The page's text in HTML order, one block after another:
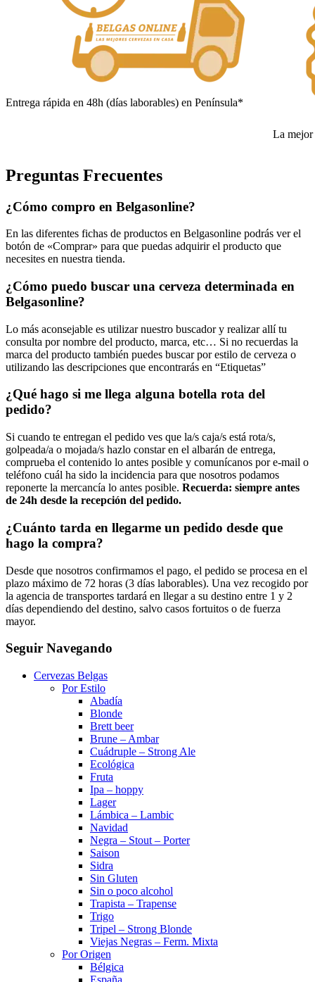
Entrega rápida en 48h (días laborables) en Península*
La mejor
Preguntas Frecuentes
¿Cómo compro en Belgasonline?
En las diferentes fichas de productos en Belgasonline podrás ver el
botón de «Comprar» para que puedas adquirir el producto que
necesites en nuestra tienda.
¿Cómo puedo buscar una cerveza determinada en
Belgasonline?
Lo más aconsejable es utilizar nuestro buscador y realizar allí tu
consulta por nombre del producto, marca, etc… Si no recuerdas la
marca del producto también puedes buscar por estilo de cerveza o
utilizando las descripciones que encontrarás en “Etiquetas”
¿Qué hago si me llega alguna botella rota del
pedido?
Si cuando te entregan el pedido ves que la/s caja/s está rota/s,
golpeada/a o mojada/s hazlo constar en el albarán de entrega,
comprueba el contenido lo antes posible y comunícanos por e-mail o
teléfono cuál ha sido la incidencia para que nosotros podamos
reponerte la mercancía lo antes posible. Recuerda: siempre antes
de 24h desde la recepción del pedido.
¿Cuánto tarda en llegarme un pedido desde que
hago la compra?
Desde que nosotros confirmamos el pago, el pedido se procesa en el
plazo máximo de 72 horas (3 días laborables). Una vez recogido por
la agencia de transportes tardará en llegar a su destino entre 1 y 2
días dependiendo del destino, salvo casos fortuitos o de fuerza
mayor.
Seguir Navegando
Cervezas Belgas
Por Estilo
Abadía
Blonde
Brett beer
Brune – Ambar
Cuádruple – Strong Ale
Ecológica
Fruta
Ipa – hoppy
Lager
Lámbica – Lambic
Navidad
Negra – Stout – Porter
Saison
Sidra
Sin Gluten
Sin o poco alcohol
Trapista – Trapense
Trigo
Tripel – Strong Blonde
Viejas Negras – Ferm. Mixta
Por Origen
Bélgica
España